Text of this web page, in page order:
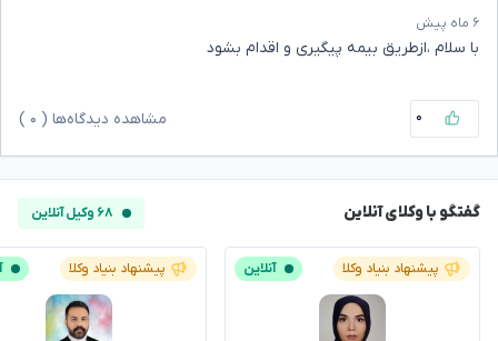
۶ ماه پیش
با سلام ،ازطریق بیمه پیگیری و اقدام بشود
۰ مشاهده دیدگاه‌ها ( ۰
گفتگو با وکلای آنلاین ۶۸ وکیل آنلاین
پیشنهاد بنیاد وکلا آنلاین پیشنهاد بنیاد وکلا